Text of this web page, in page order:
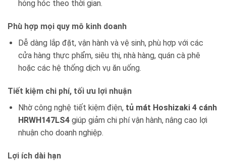
hỏng hóc theo thời gian.
Phù hợp mọi quy mô kinh doanh
Dễ dàng lắp đặt, vận hành và vệ sinh, phù hợp với các
cửa hàng thực phẩm, siêu thị, nhà hàng, quán cà phê
hoặc các hệ thống dịch vụ ăn uống.
Tiết kiệm chi phí, tối ưu lợi nhuận
Nhờ công nghệ tiết kiệm điện, tủ mát Hoshizaki 4 cánh
HRWH147LS4giúp giảm chi phí vận hành, nâng cao lợi
nhuận cho doanh nghiệp.
Lợi ích dài hạn